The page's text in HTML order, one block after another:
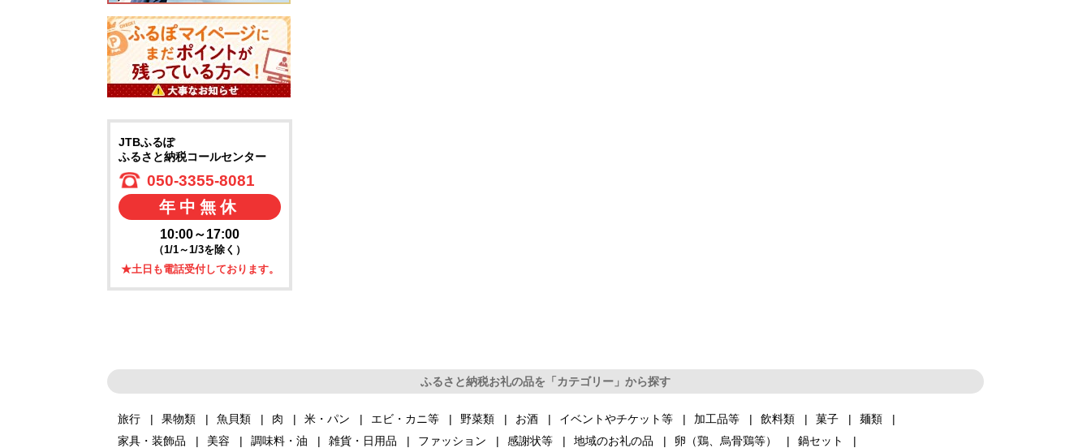
JTBふるぽ
ふるさと納税コールセンター
050-3355-8081
年中無休
10:00～17:00
（1/1～1/3を除く）
★土日も電話受付しております。
ふるさと納税お礼の品を「カテゴリー」から探す
旅行 果物類 魚貝類 肉 米・パン エビ・カニ等 野菜類 お酒 イベントやチケット等 加工品等 飲料類 菓子
麺類
家具・装飾品
美容 調味料・油 雑貨・日用品 ファッション 感謝状等 地域のお礼の品 卵（鶏、烏骨鶏等）
鍋セット